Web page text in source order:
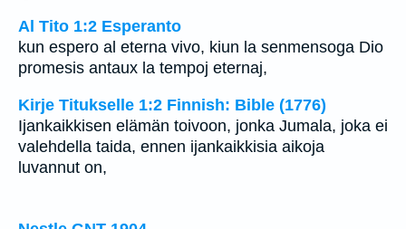
Al Tito 1:2 Esperanto
kun espero al eterna vivo, kiun la senmensoga Dio
promesis antaux la tempoj eternaj,
Kirje Titukselle 1:2 Finnish: Bible (1776)
Ijankaikkisen elämän toivoon, jonka Jumala, joka ei
valehdella taida, ennen ijankaikkisia aikoja
luvannut on,